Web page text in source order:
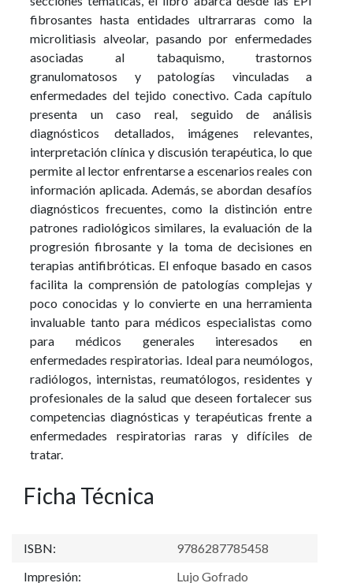
fibrosantes hasta entidades ultrarraras como la
microlitiasis alveolar, pasando por enfermedades
asociadas al tabaquismo, trastornos
granulomatosos y patologías vinculadas a
enfermedades del tejido conectivo. Cada capítulo
presenta un caso real, seguido de análisis
diagnósticos detallados, imágenes relevantes,
interpretación clínica y discusión terapéutica, lo que
permite al lector enfrentarse a escenarios reales con
información aplicada. Además, se abordan desafíos
diagnósticos frecuentes, como la distinción entre
patrones radiológicos similares, la evaluación de la
progresión fibrosante y la toma de decisiones en
terapias antifibróticas. El enfoque basado en casos
facilita la comprensión de patologías complejas y
poco conocidas y lo convierte en una herramienta
invaluable tanto para médicos especialistas como
para médicos generales interesados en
enfermedades respiratorias. Ideal para neumólogos,
radiólogos, internistas, reumatólogos, residentes y
profesionales de la salud que deseen fortalecer sus
competencias diagnósticas y terapéuticas frente a
enfermedades respiratorias raras y difíciles de
tratar.
Ficha Técnica
ISBN:
9786287785458
Impresión:
Lujo Gofrado